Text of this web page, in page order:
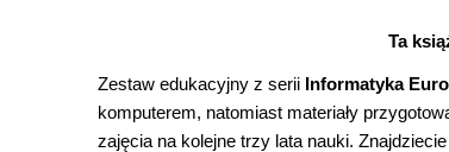
Ta
Zestaw edukacyjny z serii Informatyka
komputerem, natomiast materiały
zajęcia na kolejne trzy lata nauki.